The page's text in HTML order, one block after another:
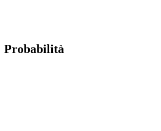
Probabilità